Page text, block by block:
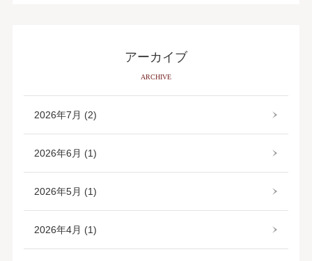
アーカイブ
ARCHIVE
2026年7月 (2)
2026年6月 (1)
2026年5月 (1)
2026年4月 (1)